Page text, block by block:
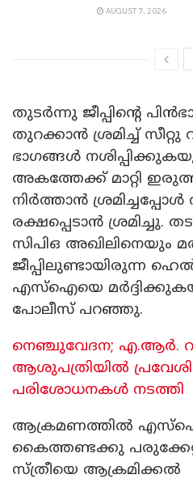
AUGUST 7, 2026
തുടർന്നു ജീപ്പിൻ്റെ
തുറക്കാൻ ശ്രമിച്ച് സീറ്റു
ഭാഗങ്ങൾ
അകത്തേക്ക് മാറ്റി
നിർത്താൻ
രക്ഷപ്പെടാൻ
സിപിഒ അഖിലിനെയും
ജീപ്പിലുണ്ടായിരുന്ന
എസ്ഐയെ
പോലീസ് പറഞ്ഞു.
നെഞ്ചുവേദന; എ.ആര്‍.
ആശുപത്രിയില്‍
പരിശോധനകള്‍ നടത്തി
ആക്രമണത്തിൽ
കൈത്തണ്ടക്കു
സ്ത്രീയെ ആക്രമിക്കൽ